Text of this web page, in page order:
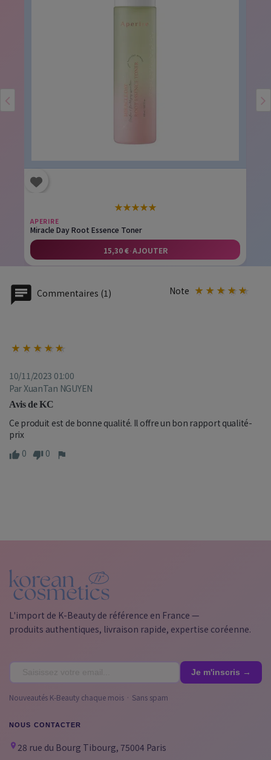
★★★★★
APERIRE
Miracle Day Root Essence Toner
15,30 €·AJOUTER
Commentaires (1) Note
10/11/2023 01:00
Par XuanTan NGUYEN
Avis de KC
Ce produit est de bonne qualité. Il offre un bon rapport qualité-
prix
0
0
L'import de K-Beauty de référence en France —
produits authentiques, livraison rapide, expertise coréenne.
Nouveautés K-Beauty chaque mois · Sans spam
NOUS CONTACTER
28 rue du Bourg Tibourg, 75004 Paris